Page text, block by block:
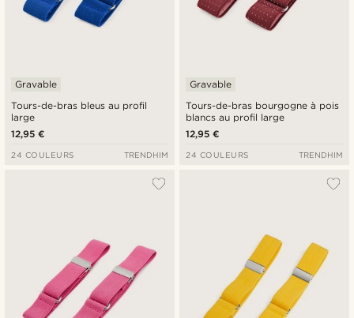
Tours-de-bras bleus au profil
large
Gravable
12,95 €
24 COULEURS TRENDHIM
Tours-de-bras bourgogne à pois
blancs au profil large
Gravable
12,95 €
24 COULEURS TRENDHIM